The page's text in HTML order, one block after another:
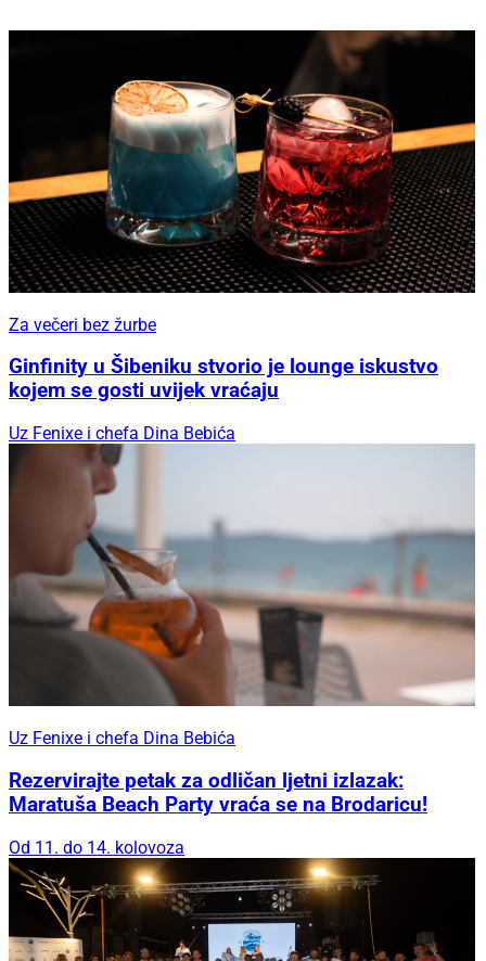
Za večeri bez žurbe
Ginfinity u Šibeniku stvorio je lounge iskustvo
kojem se gosti uvijek vraćaju
Uz Fenixe i chefa Dina Bebića
Uz Fenixe i chefa Dina Bebića
Rezervirajte petak za odličan ljetni izlazak:
Maratuša Beach Party vraća se na Brodaricu!
Od 11. do 14. kolovoza